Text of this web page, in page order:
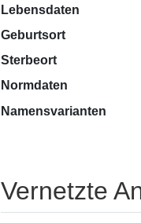
Lebensdaten
Geburtsort
Sterbeort
Normdaten
Namensvarianten
Vernetzte